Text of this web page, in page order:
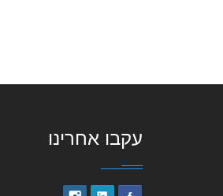
עקבו אחרינו